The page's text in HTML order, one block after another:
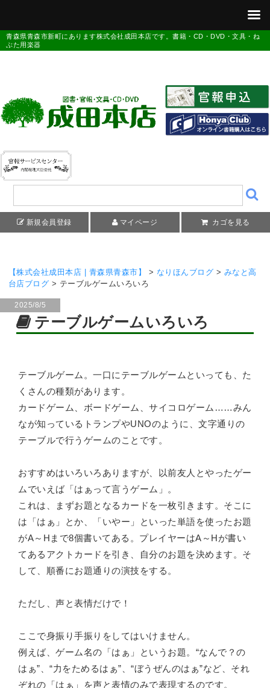
青森県青森市新町にあります株式会社成田本店です。書籍・CD・DVD・文具・ね
ぶた用楽器
新規会員登録 マイページ カゴを見る
【株式会社成田本店 | 青森県青森市】 > なりほんブログ > みなと高
台店ブログ > テーブルゲームいろいろ
2025/8/5
テーブルゲームいろいろ
テーブルゲーム。一口にテーブルゲームといっても、た
くさんの種類があります。
カードゲーム、ボードゲーム、サイコロゲーム……みん
なが知っているトランプやUNOのように、文字通りの
テーブルで行うゲームのことです。
おすすめはいろいろありますが、以前友人とやったゲー
ムでいえば「はぁって言うゲーム」。
これは、まずお題となるカードを一枚引きます。そこに
は「はぁ」とか、「いやー」といった単語を使ったお題
がA～Hまで8個書いてある。プレイヤーはA～Hが書い
てあるアクトカードを引き、自分のお題を決めます。そ
して、順番にお題通りの演技をする。
ただし、声と表情だけで！
ここで身振り手振りをしてはいけません。
例えば、ゲーム名の「はぁ」というお題。“なんで？の
はぁ”、“力をためるはぁ”、“ぼうぜんのはぁ”など、それ
ぞれの「はぁ」を声と表情のみで表現するのです。